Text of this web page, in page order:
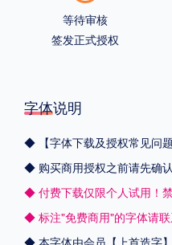
等待审核
签发正式授权
字体说明
◆ 【字体下载及授权常见问
◆ 购买商用授权之前请先确
◆ 付费下载仅限个人试用！
◆ 标注"免费商用"的字体请
◆ 本字体由会员【 上首造字